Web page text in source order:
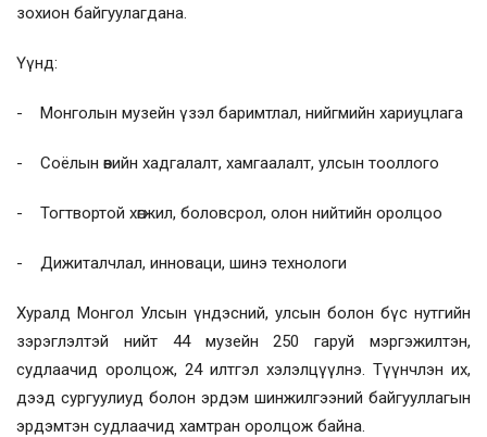
зохион байгуулагдана.
Үүнд:
- Монголын музейн үзэл баримтлал, нийгмийн хариуцлага
- Соёлын өвийн хадгалалт, хамгаалалт, улсын тооллого
- Тогтвортой хөгжил, боловсрол, олон нийтийн оролцоо
- Дижиталчлал, инноваци, шинэ технологи
Хуралд Монгол Улсын үндэсний, улсын болон бүс нутгийн
зэрэглэлтэй нийт 44 музейн 250 гаруй мэргэжилтэн,
судлаачид оролцож, 24 илтгэл хэлэлцүүлнэ. Түүнчлэн их,
дээд сургуулиуд болон эрдэм шинжилгээний байгууллагын
эрдэмтэн судлаачид хамтран оролцож байна.